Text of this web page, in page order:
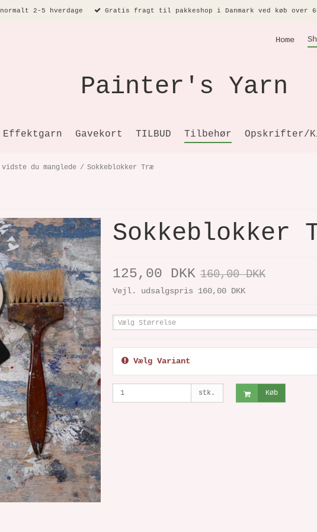
2-5 hverdage Gratis fragt til pakkeshop i Danmark ved køb over
Home
Painter's Yarn
Effektgarn Gavekort TILBUD Tilbehør Opskrifter/
du manglede / Sokkeblokker Træ
Sokkeblokker
125,00 DKK 160,00 DKK
Vejl. udsalgspris 160,00 DKK
Vælg Størrelse
Vælg Variant
stk. Køb